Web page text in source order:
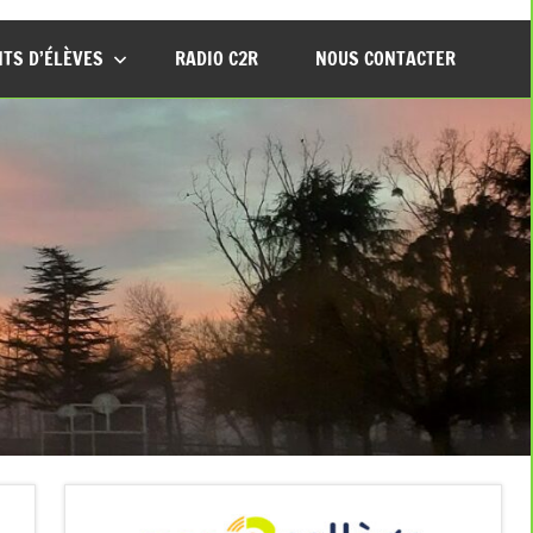
D’ÉLÈVES RADIO C2R NOUS CONTACTER